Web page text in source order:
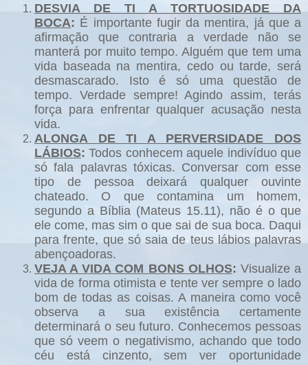
DESVIA DE TI A TORTUOSIDADE DA
BOCA: É importante fugir da mentira, já que a
afirmação que contraria a verdade não se
manterá por muito tempo. Alguém que tem uma
vida baseada na mentira, cedo ou tarde, será
desmascarado. Isto é só uma questão de
tempo. Verdade sempre! Agindo assim, terás
força para enfrentar qualquer acusação nesta
vida.
ALONGA DE TI A PERVERSIDADE DOS
LÁBIOS:Todos conhecem aquele indivíduo que
só fala palavras tóxicas. Conversar com esse
tipo de pessoa deixará qualquer ouvinte
chateado. O que contamina um homem,
segundo a Bíblia (Mateus 15.11), não é o que
ele come, mas sim o que sai de sua boca. Daqui
para frente, que só saia de teus lábios palavras
abençoadoras.
VEJA A VIDA COM BONS OLHOS: Visualize a
vida de forma otimista e tente ver sempre o lado
bom de todas as coisas. A maneira como você
observa a sua existência certamente
determinará o seu futuro. Conhecemos pessoas
que só veem o negativismo, achando que todo
céu está cinzento, sem ver oportunidade